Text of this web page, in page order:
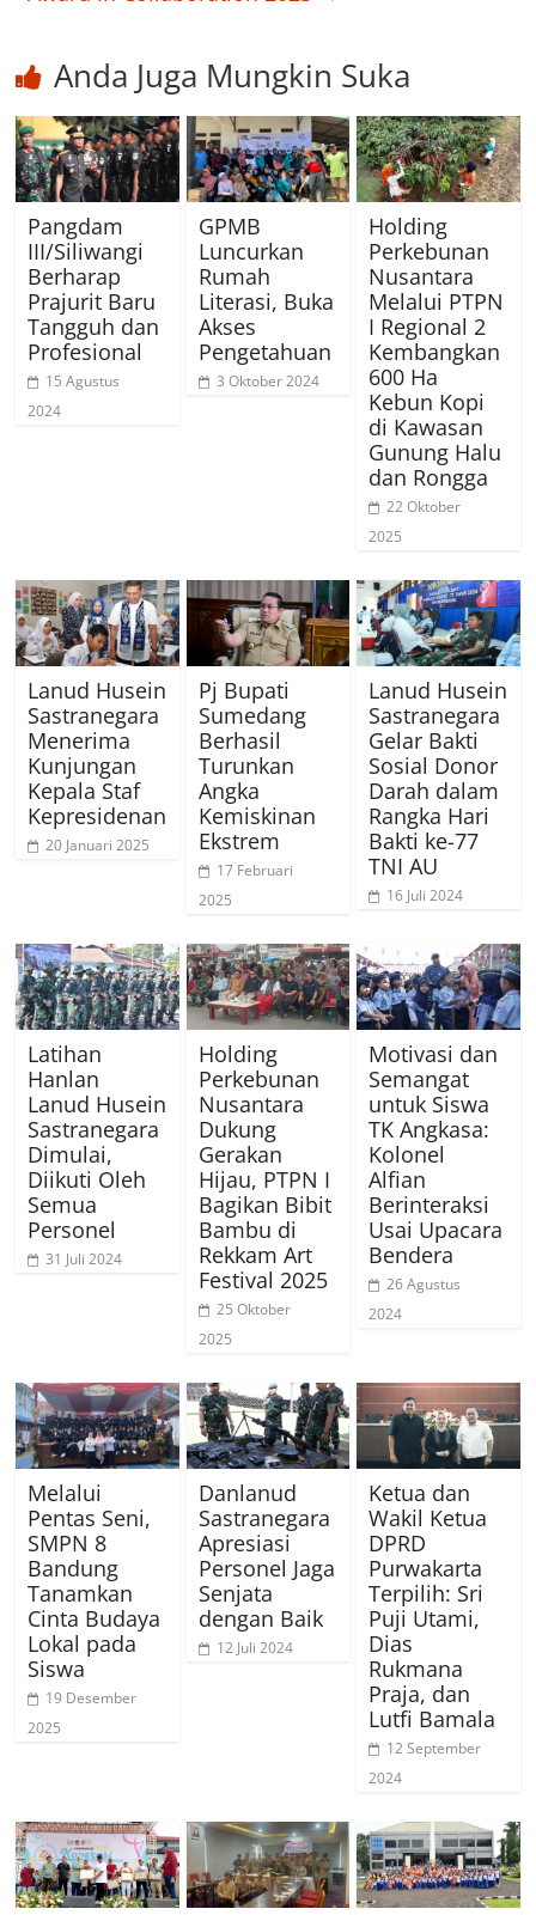
Anda Juga Mungkin Suka
Pangdam
III/Siliwangi
Berharap
Prajurit Baru
Tangguh dan
Profesional
15 Agustus
2024
GPMB
Luncurkan
Rumah
Literasi, Buka
Akses
Pengetahuan
3 Oktober 2024
Holding
Perkebunan
Nusantara
Melalui PTPN
I Regional 2
Kembangkan
600 Ha
Kebun Kopi
di Kawasan
Gunung Halu
dan Rongga
22 Oktober
2025
Lanud Husein
Sastranegara
Menerima
Kunjungan
Kepala Staf
Kepresidenan
20 Januari 2025
Pj Bupati
Sumedang
Berhasil
Turunkan
Angka
Kemiskinan
Ekstrem
17 Februari
2025
Lanud Husein
Sastranegara
Gelar Bakti
Sosial Donor
Darah dalam
Rangka Hari
Bakti ke-77
TNI AU
16 Juli 2024
Latihan
Hanlan
Lanud Husein
Sastranegara
Dimulai,
Diikuti Oleh
Semua
Personel
31 Juli 2024
Holding
Perkebunan
Nusantara
Dukung
Gerakan
Hijau, PTPN I
Bagikan Bibit
Bambu di
Rekkam Art
Festival 2025
25 Oktober
2025
Motivasi dan
Semangat
untuk Siswa
TK Angkasa:
Kolonel
Alfian
Berinteraksi
Usai Upacara
Bendera
26 Agustus
2024
Melalui
Pentas Seni,
SMPN 8
Bandung
Tanamkan
Cinta Budaya
Lokal pada
Siswa
19 Desember
2025
Danlanud
Sastranegara
Apresiasi
Personel Jaga
Senjata
dengan Baik
12 Juli 2024
Ketua dan
Wakil Ketua
DPRD
Purwakarta
Terpilih: Sri
Puji Utami,
Dias
Rukmana
Praja, dan
Lutfi Bamala
12 September
2024